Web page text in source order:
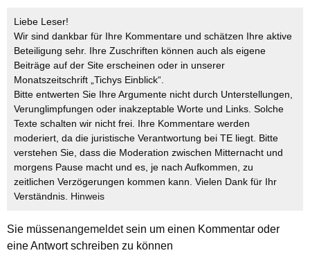
Liebe Leser!
Wir sind dankbar für Ihre Kommentare und schätzen Ihre aktive
Beteiligung sehr. Ihre Zuschriften können auch als eigene
Beiträge auf der Site erscheinen oder in unserer
Monatszeitschrift „Tichys Einblick“.
Bitte entwerten Sie Ihre Argumente nicht durch Unterstellungen,
Verunglimpfungen oder inakzeptable Worte und Links. Solche
Texte schalten wir nicht frei. Ihre Kommentare werden
moderiert, da die juristische Verantwortung bei TE liegt. Bitte
verstehen Sie, dass die Moderation zwischen Mitternacht und
morgens Pause macht und es, je nach Aufkommen, zu
zeitlichen Verzögerungen kommen kann. Vielen Dank für Ihr
Verständnis. Hinweis
Sie müssenangemeldetsein um einen Kommentar oder
eine Antwort schreiben zu können